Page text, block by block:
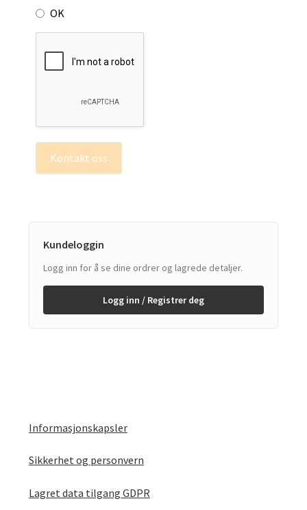
OK
Kontakt oss
Kundeloggin
Logg inn for å se dine ordrer og lagrede detaljer.
Logg inn / Registrer deg
Informasjonskapsler
Sikkerhet og personvern
Lagret data tilgang GDPR